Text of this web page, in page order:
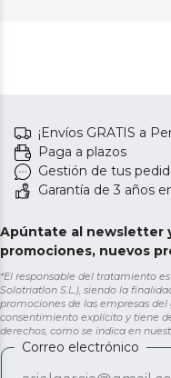
¡Envíos GRATIS a
Paga a plazos
Gestión de tus
Garantía de 3 años
Apúntate al newsletter
promociones, nuevos
*El responsable del tratamiento
Solotriatlon S.L.), siendo la
promociones de las empresas
consentimiento explícito y tiene
derechos, como se indica en
Correo electrónico